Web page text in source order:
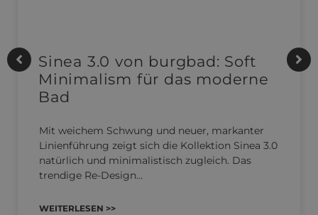
Sinea 3.0 von burgbad: Soft
Minimalism für das moderne
Bad
Mit weichem Schwung und neuer, markanter
Linienführung zeigt sich die Kollektion Sinea 3.0
natürlich und minimalistisch zugleich. Das
trendige Re-Design…
WEITERLESEN >>